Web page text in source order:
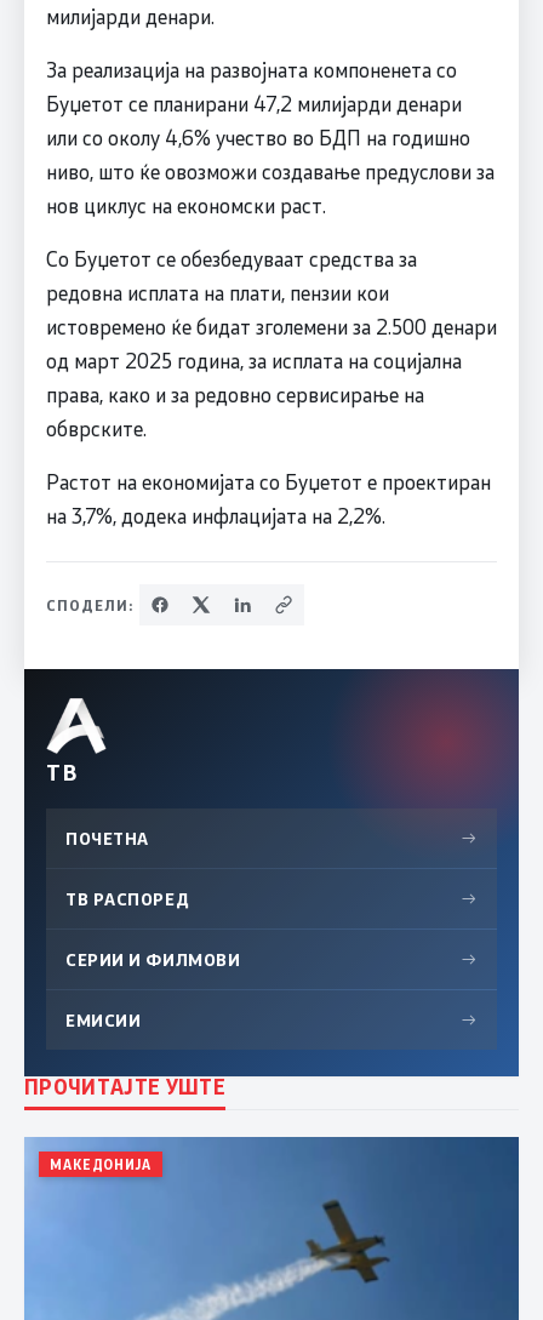
милијарди денари.
За реализација на развојната компоненета со
Буџетот се планирани 47,2 милијарди денари
или со околу 4,6% учество во БДП на годишно
ниво, што ќе овозможи создавање предуслови за
нов циклус на економски раст.
Со Буџетот се обезбедуваат средства за
редовна исплата на плати, пензии кои
истовремено ќе бидат зголемени за 2.500 денари
од март 2025 година, за исплата на социјална
права, како и за редовно сервисирање на
обврските.
Растот на економијата со Буџетот е проектиран
на 3,7%, додека инфлацијата на 2,2%.
СПОДЕЛИ:
ТВ
ПОЧЕТНА →
ТВ РАСПОРЕД →
СЕРИИ И ФИЛМОВИ →
ЕМИСИИ →
ПРОЧИТАЈТЕ УШТЕ
МАКЕДОНИЈА